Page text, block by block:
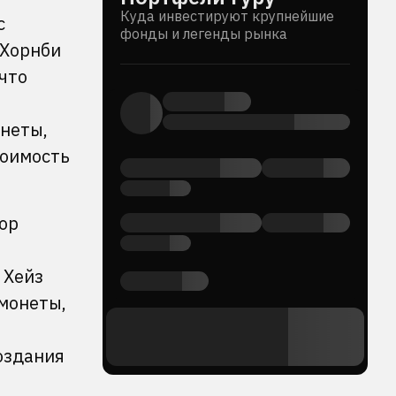
Куда инвестируют крупнейшие
фонды и легенды рынка